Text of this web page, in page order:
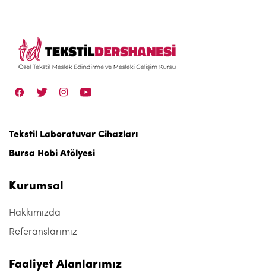
Tekstil Laboratuvar Cihazları
Bursa Hobi Atölyesi
Kurumsal
Hakkımızda
Referanslarımız
Faaliyet Alanlarımız